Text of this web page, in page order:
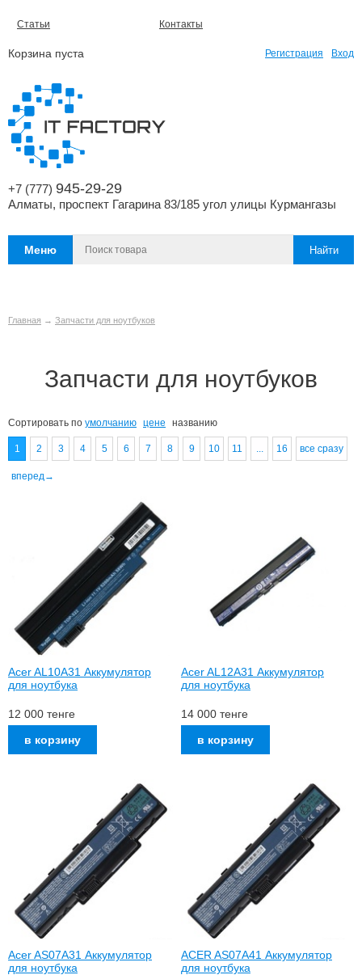
Статьи Контакты
Корзина пуста Регистрация Вход
+7 (777) 945-29-29
Алматы, проспект Гагарина 83/185 угол улицы Курмангазы
Меню
Главная → Запчасти для ноутбуков
Запчасти для ноутбуков
Сортировать по умолчанию цене названию
1 2 3 4 5 6 7 8 9 10 11 ... 16 все сразу
вперед→
Acer AL10A31 Аккумулятор
для ноутбука
12 000 тенге
Acer AL12A31 Аккумулятор
для ноутбука
14 000 тенге
Acer AS07A31 Аккумулятор
для ноутбука
ACER AS07A41 Аккумулятор
для ноутбука